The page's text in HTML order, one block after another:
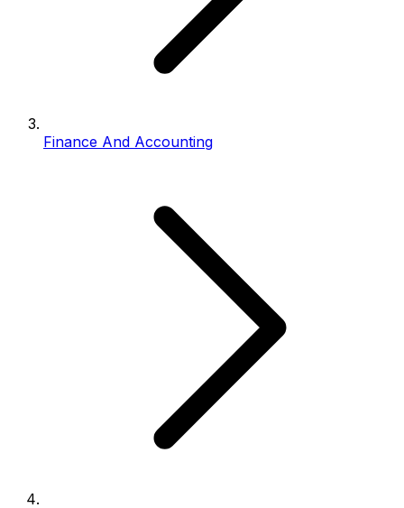
Finance And Accounting